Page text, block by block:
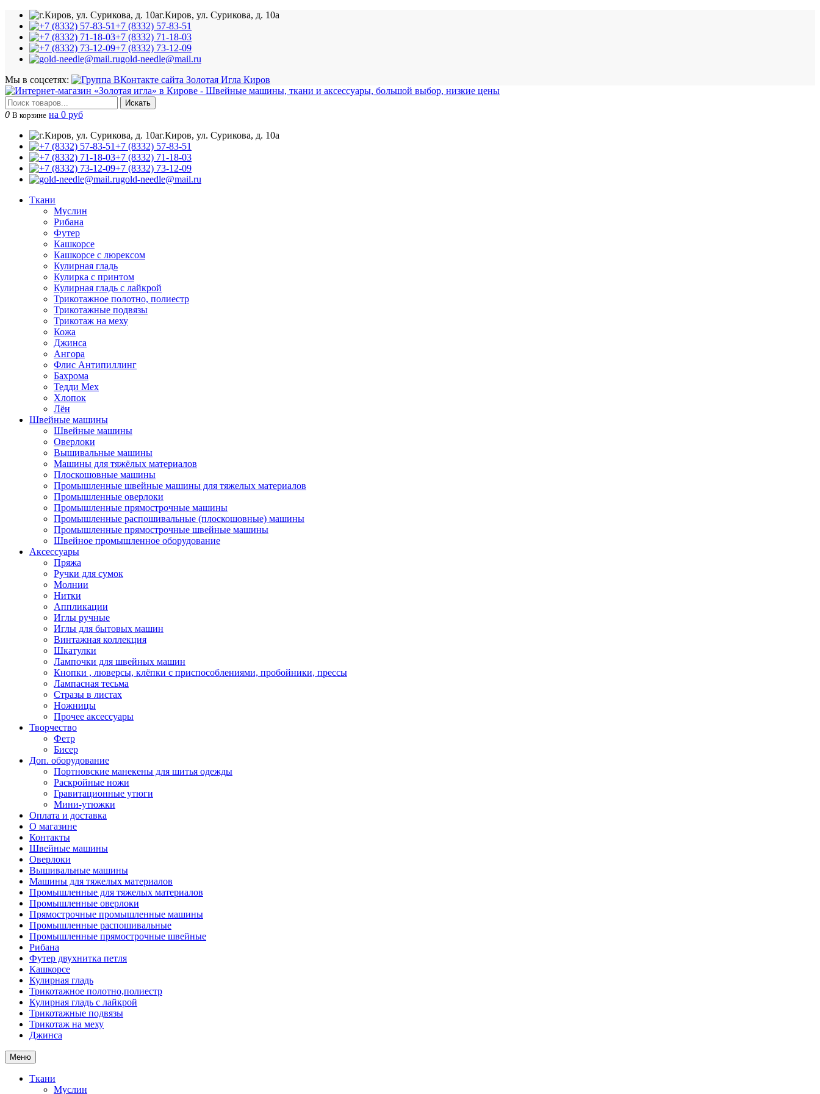
г.Киров, ул. Сурикова, д. 10а
+7 (8332) 57-83-51
+7 (8332) 71-18-03
+7 (8332) 73-12-09
gold-needle@mail.ru
Мы в соцсетях:
Искать
0 В корзине на 0 руб
г.Киров, ул. Сурикова, д. 10а
+7 (8332) 57-83-51
+7 (8332) 71-18-03
+7 (8332) 73-12-09
gold-needle@mail.ru
Ткани
Муслин
Рибана
Футер
Кашкорсе
Кашкорсе с люрексом
Кулирная гладь
Кулирка с принтом
Кулирная гладь с лайкрой
Трикотажное полотно, полиестр
Трикотажные подвязы
Трикотаж на меху
Кожа
Джинса
Ангора
Флис Антипиллинг
Бахрома
Тедди Мех
Хлопок
Лён
Швейные машины
Швейные машины
Оверлоки
Вышивальные машины
Машины для тяжёлых материалов
Плоскошовные машины
Промышленные швейные машины для тяжелых материалов
Промышленные оверлоки
Промышленные прямострочные машины
Промышленные распошивальные (плоскошовные) машины
Промышленные прямострочные швейные машины
Швейное промышленное оборудование
Аксессуары
Пряжа
Ручки для сумок
Молнии
Нитки
Аппликации
Иглы ручные
Иглы для бытовых машин
Винтажная коллекция
Шкатулки
Лампочки для швейных машин
Кнопки , люверсы, клёпки с приспособлениями, пробойники, прессы
Лампасная тесьма
Стразы в листах
Ножницы
Прочее аксессуары
Творчество
Фетр
Бисер
Доп. оборудование
Портновские манекены для шитья одежды
Раскройные ножи
Гравитационные утюги
Мини-утюжки
Оплата и доставка
О магазине
Контакты
Швейные машины
Оверлоки
Вышивальные машины
Машины для тяжелых материалов
Промышленные для тяжелых материалов
Промышленные оверлоки
Прямострочные промышленные машины
Промышленные распошивальные
Промышленные прямострочные швейные
Рибана
Футер двухнитка петля
Кашкорсе
Кулирная гладь
Трикотажное полотно,полиестр
Кулирная гладь с лайкрой
Трикотажные подвязы
Трикотаж на меху
Джинса
Меню
Ткани
Муслин